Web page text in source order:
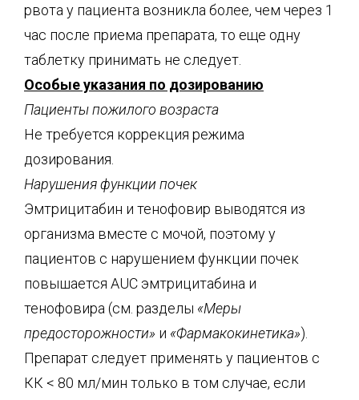
рвота у пациента возникла более, чем через 1
час после приема препарата, то еще одну
таблетку принимать не следует.
Особые указания по дозированию
Пациенты пожилого возраста
Не требуется коррекция режима
дозирования.
Нарушения функции почек
Эмтрицитабин и тенофовир выводятся из
организма вместе с мочой, поэтому у
пациентов с нарушением функции почек
повышается AUC эмтрицитабина и
тенофовира (см. разделы «Меры
предосторожности» и «Фармакокинетика»).
Препарат следует применять у пациентов с
КК < 80 мл/мин только в том случае, если